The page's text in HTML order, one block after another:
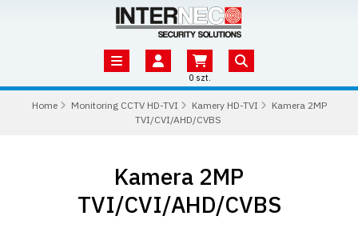
0 szt.
Home Monitoring CCTV HD-TVI Kamery HD-TVI
Kamera 2MP
TVI/CVI/AHD/CVBS
Kamera 2MP
TVI/CVI/AHD/CVBS